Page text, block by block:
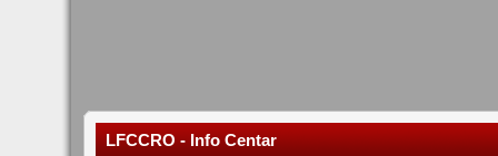
LFCCRO - Info Centar